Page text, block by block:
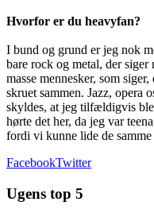
Hvorfor er du heavyfan?
I bund og grund er jeg nok
bare rock og metal, der siger
masse mennesker, som
skruet sammen. Jazz, opera
skyldes, at jeg tilfældigvis
hørte det her, da jeg var
fordi vi kunne lide de
FacebookTwitter
Ugens top 5